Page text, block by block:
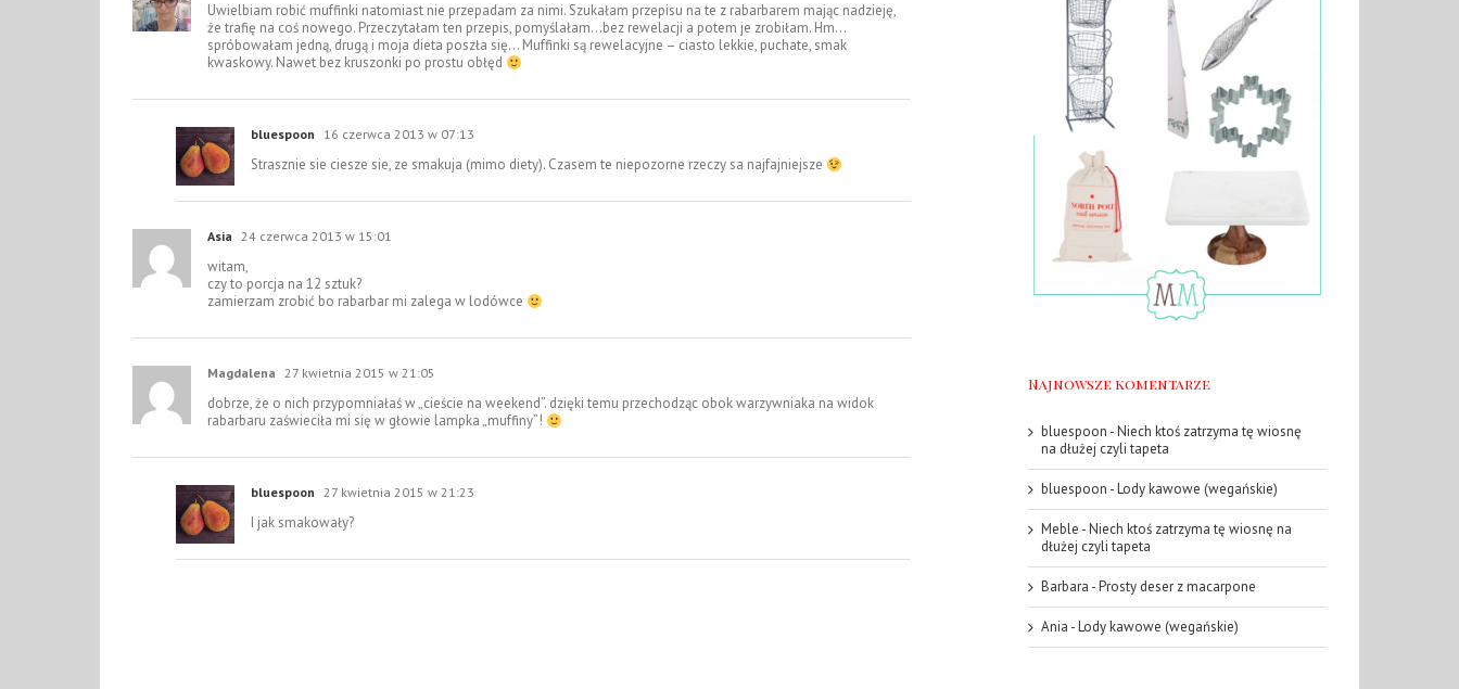
Uwielbiam robić muffinki natomiast nie przepadam za nimi. Szukałam przepisu na te z rabarbarem mając nadzieję,
że trafię na coś nowego. Przeczytałam ten przepis, pomyślałam…bez rewelacji a potem je zrobiłam. Hm…
spróbowałam jedną, drugą i moja dieta poszła się… Muffinki są rewelacyjne – ciasto lekkie, puchate, smak
kwaskowy. Nawet bez kruszonki po prostu obłęd
bluespoon 16 czerwca 2013 w 07:13
Strasznie sie ciesze sie, ze smakuja (mimo diety). Czasem te niepozorne rzeczy sa najfajniejsze
Asia 24 czerwca 2013 w 15:01
witam,
czy to porcja na 12 sztuk?
zamierzam zrobić bo rabarbar mi zalega w lodówce
Magdalena 27 kwietnia 2015 w 21:05
dobrze, że o nich przypomniałaś w „cieście na weekend”. dzięki temu przechodząc obok warzywniaka na widok
rabarbaru zaświeciła mi się w głowie lampka „muffiny”!
bluespoon 27 kwietnia 2015 w 21:23
I jak smakowały?
Najnowsze komentarze
bluespoon -Niech ktoś zatrzyma tę wiosnę
na dłużej czyli tapeta
bluespoon -Lody kawowe (wegańskie)
Meble -Niech ktoś zatrzyma tę wiosnę na
dłużej czyli tapeta
Barbara -Prosty deser z macarpone
Ania -Lody kawowe (wegańskie)